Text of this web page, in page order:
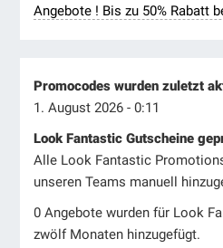
Angebote ! Bis zu 50% Rabatt
Promocodes wurden zuletzt
1. August 2026 - 0:11
Look Fantastic Gutscheine
Alle Look Fantastic
unseren Teams manuell
0 Angebote wurden für Look
zwölf Monaten hinzugefügt.